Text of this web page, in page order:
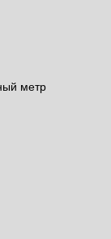
метр